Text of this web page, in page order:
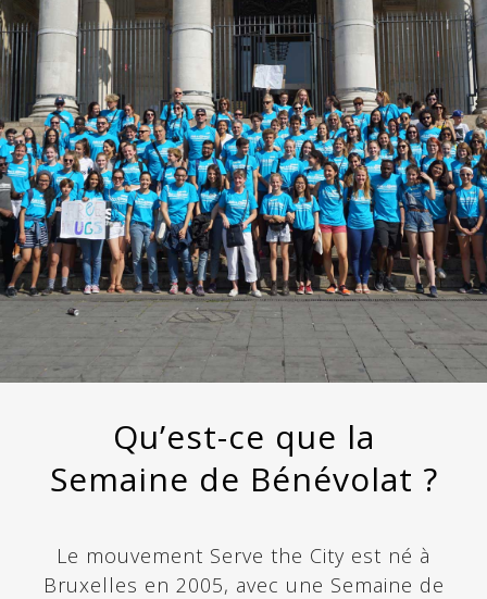
Qu’est-ce que la
Semaine de Bénévolat ?
Le mouvement Serve the City est né à
Bruxelles en 2005, avec une Semaine de